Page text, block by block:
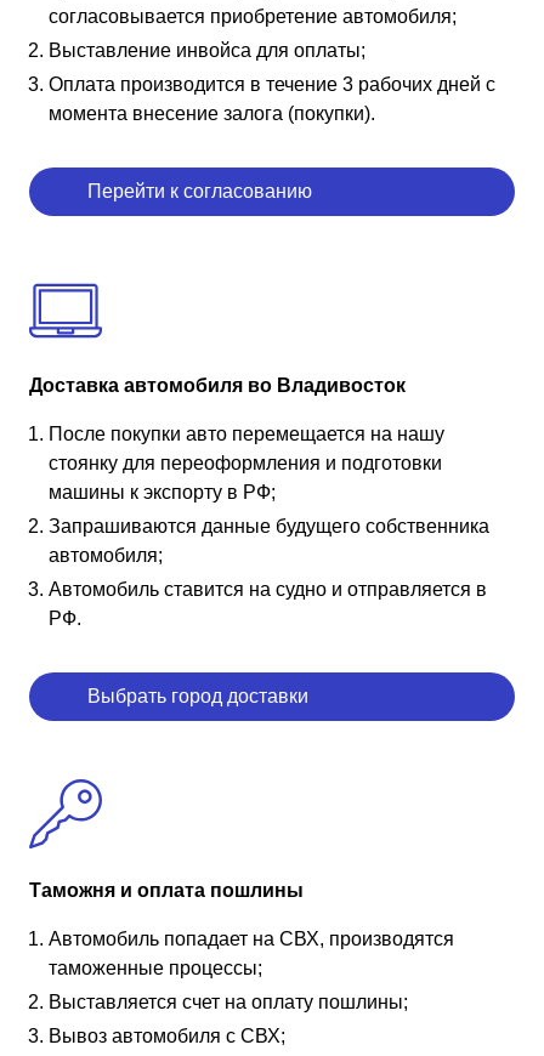
согласовывается приобретение автомобиля;
Выставление инвойса для оплаты;
Оплата производится в течение 3 рабочих дней с
момента внесение залога (покупки).
Перейти к согласованию
Доставка автомобиля во Владивосток
После покупки авто перемещается на нашу
стоянку для переоформления и подготовки
машины к экспорту в РФ;
Запрашиваются данные будущего собственника
автомобиля;
Автомобиль ставится на судно и отправляется в
РФ.
Выбрать город доставки
Таможня и оплата пошлины
Автомобиль попадает на СВХ, производятся
таможенные процессы;
Выставляется счет на оплату пошлины;
Вывоз автомобиля с СВХ;